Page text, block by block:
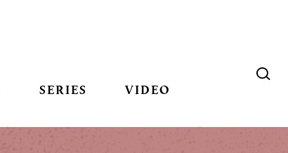
SERIES VIDEO